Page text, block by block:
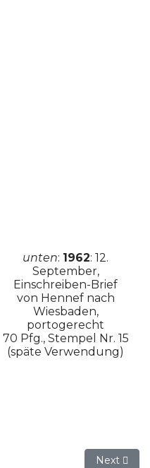
unten: 1962: 12.
September,
Einschreiben-Brief
von Hennef nach
Wiesbaden,
portogerecht
70 Pfg., Stempel Nr. 15
(späte Verwendung)
Postamt Hennef (Sieg) 1948
Next
Next